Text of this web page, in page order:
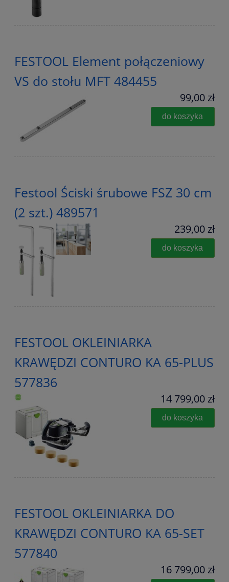
FESTOOL Element połączeniowy
VS do stołu MFT 484455
99,00 zł
do koszyka
Festool Ściski śrubowe FSZ 30 cm
(2 szt.) 489571
239,00 zł
do koszyka
FESTOOL OKLEINIARKA
KRAWĘDZI CONTURO KA 65-PLUS
577836
14 799,00 zł
do koszyka
FESTOOL OKLEINIARKA DO
KRAWĘDZI CONTURO KA 65-SET
577840
16 799,00 zł